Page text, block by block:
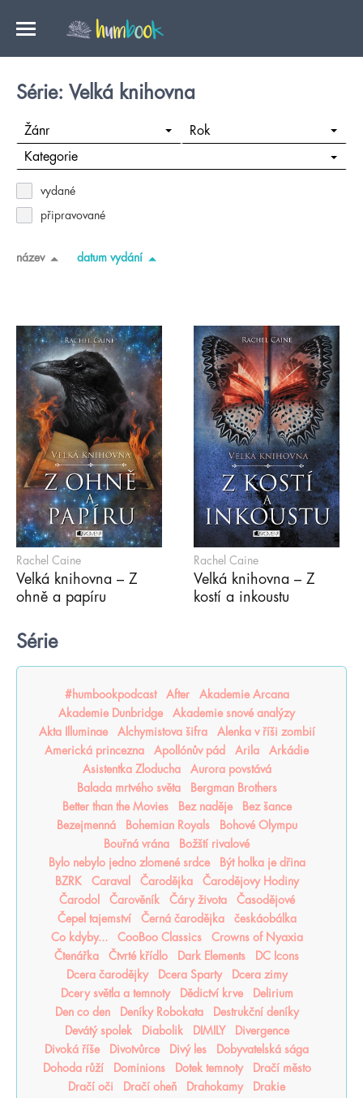
Série: Velká knihovna
Žánr Rok
Kategorie
vydané
připravované
název datum vydání
Rachel Caine
Velká knihovna – Z
ohně a papíru
Rachel Caine
Velká knihovna – Z
kostí a inkoustu
Série
#humbookpodcast After
Akademie Arcana
Akademie Dunbridge
Akademie snové analýzy
Akta Illuminae
Alchymistova šifra
Alenka v říši zombií
Americká princezna
Apollónův pád Arila
Arkádie
Asistentka Zloducha
Aurora povstává
Balada mrtvého světa
Bergman Brothers
Better than the Movies
Bez naděje
Bez šance
Bezejmenná
Bohemian Royals
Bohové Olympu
Bouřná vrána
Božští rivalové
Bylo nebylo jedno zlomené srdce
Být holka je dřina
BZRK
Caraval Čarodějka
Čarodějovy Hodiny
Čarodol
Čarověník Čáry života
Časodějové
Čepel tajemství
Černá čarodějka
českáobálka
Co kdyby...
CooBoo Classics
Crowns of Nyaxia
Čtenářka
Čtvrté křídlo Dark Elements
DC Icons
Dcera čarodějky
Dcera Sparty
Dcera zimy
Dcery světla a temnoty
Dědictví krve
Delirium
Den co den
Deníky Robokata
Destrukční deníky
Devátý spolek
Diabolik DIMILY
Divergence
Divoká říše
Divotvůrce Divý les
Dobyvatelská sága
Dohoda růží
Dominions Dotek temnoty
Dračí město
Dračí oči
Dračí oheň Drahokamy
Drakie